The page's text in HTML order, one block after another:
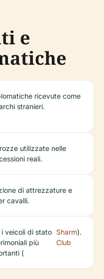
e
ricevute come
stranieri.
utilizzate nelle
reali.
di attrezzature e
cavalli.
i veicoli di stato
più
(
Sharm
Club
).